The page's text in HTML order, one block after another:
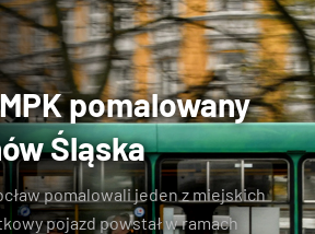
pomalowany
Śląska
pomalowali jeden z miejskich
pojazd powstał w ramach